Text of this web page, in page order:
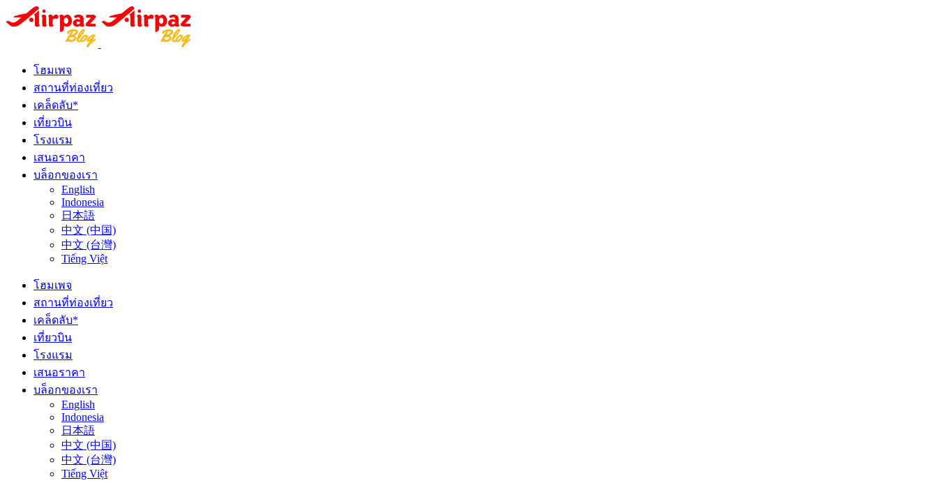
โฮมเพจ
สถานที่ท่องเที่ยว
เคล็ดลับ*
เที่ยวบิน
โรงแรม
เสนอราคา
บล็อกของเรา
English
Indonesia
日本語
中文 (中国)
中文 (台灣)
Tiếng Việt
โฮมเพจ
สถานที่ท่องเที่ยว
เคล็ดลับ*
เที่ยวบิน
โรงแรม
เสนอราคา
บล็อกของเรา
English
Indonesia
日本語
中文 (中国)
中文 (台灣)
Tiếng Việt